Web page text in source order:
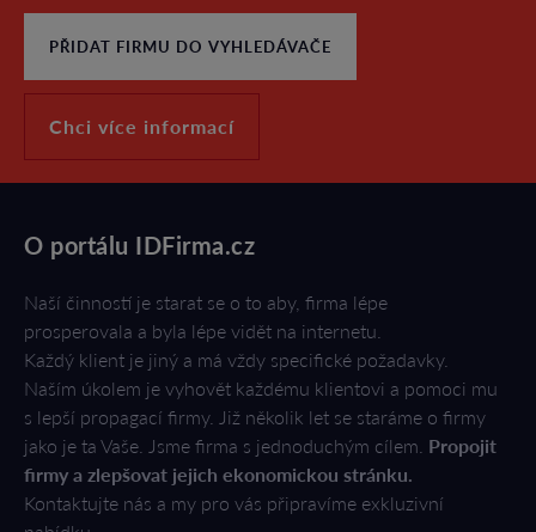
PŘIDAT FIRMU DO VYHLEDÁVAČE
Chci více informací
O portálu IDFirma.cz
Naší činností je starat se o to aby, firma lépe
prosperovala a byla lépe vidět na internetu.
Každý klient je jiný a má vždy specifické požadavky.
Naším úkolem je vyhovět každému klientovi a pomoci mu
s lepší propagací firmy. Již několik let se staráme o firmy
jako je ta Vaše. Jsme firma s jednoduchým cílem. Propojit
firmy a zlepšovat jejich ekonomickou stránku.
Kontaktujte nás a my pro vás připravíme exkluzivní